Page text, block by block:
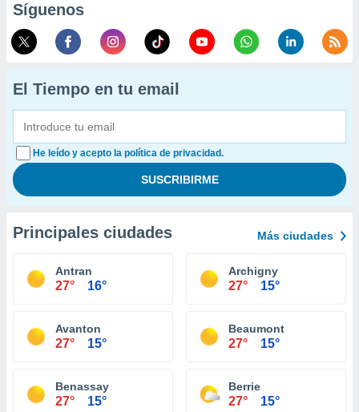
Síguenos
El Tiempo en tu email
He leído y acepto la política de privacidad.
Principales ciudades Más ciudades
Antran
27° 16°
Archigny
27° 15°
Avanton
27° 15°
Beaumont
27° 15°
Benassay
27° 15°
Berrie
27° 15°